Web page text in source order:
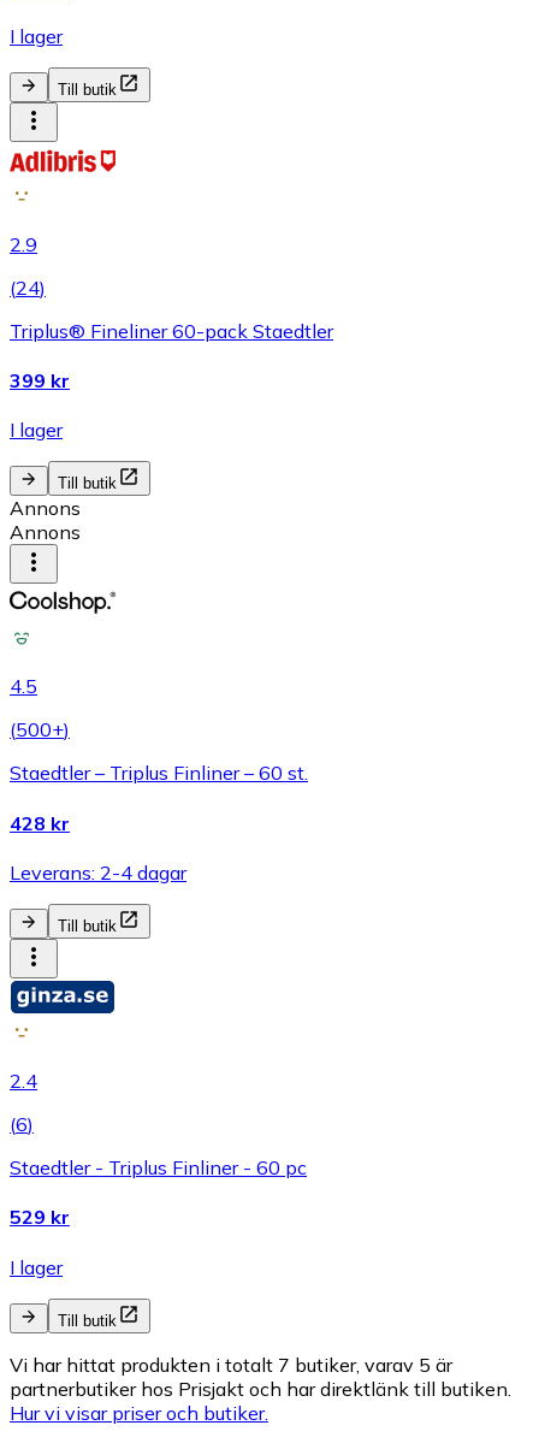
I lager
Till butik
2.9
(24)
Triplus® Fineliner 60-pack Staedtler
399 kr
I lager
Till butik
Annons
Annons
4.5
(500+)
Staedtler – Triplus Finliner – 60 st.
428 kr
Leverans: 2-4 dagar
Till butik
2.4
(6)
Staedtler - Triplus Finliner - 60 pc
529 kr
I lager
Till butik
Vi har hittat produkten i totalt 7 butiker, varav 5 är
partnerbutiker hos Prisjakt och har direktlänk till butiken.
Hur vi visar priser och butiker.